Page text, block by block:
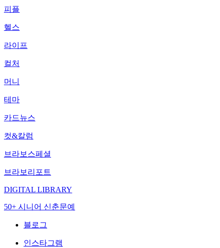
피플
헬스
라이프
컬처
머니
테마
카드뉴스
컷&칼럼
브라보스페셜
브라보리포트
DIGITAL LIBRARY
50+ 시니어 신춘문예
블로그
인스타그램